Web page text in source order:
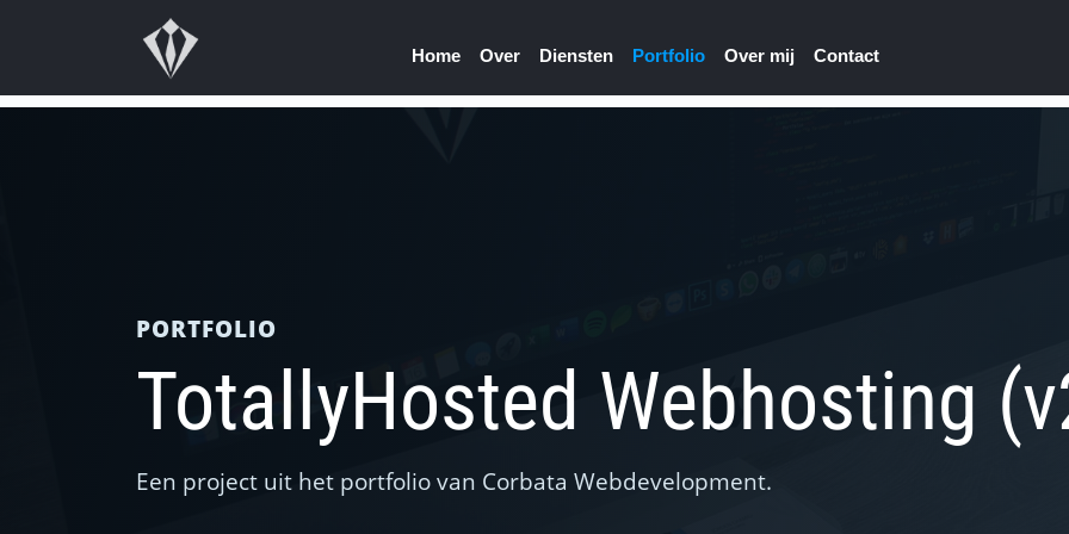
Home Over Diensten Portfolio Over mij Contact
PORTFOLIO
TotallyHosted Webhosting
Een project uit het portfolio van Corbata Webdevelopment.